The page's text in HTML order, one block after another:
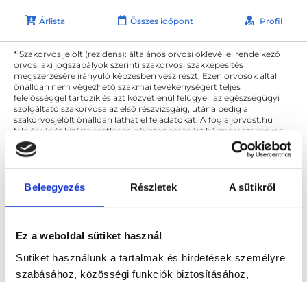
Beleegyezés Részletek A sütikről
Ez a weboldal sütiket használ
Sütiket használunk a tartalmak és hirdetések személyre
szabásához, közösségi funkciók biztosításához,
Árlista Összes időpont Profil
* Szakorvos jelölt (rezidens): általános orvosi oklevéllel rendelkező
orvos, aki jogszabályok szerinti szakorvosi szakképesítés
megszerzésére irányuló képzésben vesz részt. Ezen orvosok által
önállóan nem végezhető szakmai tevékenységért teljes
felelősséggel tartozik és azt közvetlenül felügyeli az egészségügyi
szolgáltató szakorvosa az első részvizsgáig, utána pedig a
szakorvosjelölt önállóan láthat el feladatokat. A foglaljorvost.hu
felelősségét kizárja esetleges névazonosságért bármely szakorvos
és szakorvosjelölt esetén.
Főoldal Pszichológus